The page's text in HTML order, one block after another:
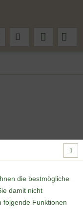
die bestmögliche
damit nicht
folgende Funktionen